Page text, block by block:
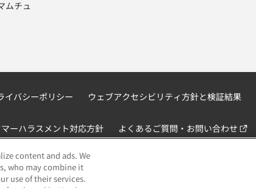
ムチュ
イバシーポリシー ウェブアクセシビリティ方針と検証結果
ーハラスメント対応方針 よくあるご質問・お問い合わせ
content and ads. We
who may combine it
use of their services.